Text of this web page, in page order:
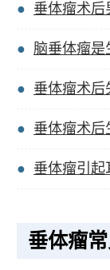
垂体瘤术后男
脑垂体瘤是生
垂体瘤术后
垂体瘤术后
垂体瘤引起耳
垂体瘤